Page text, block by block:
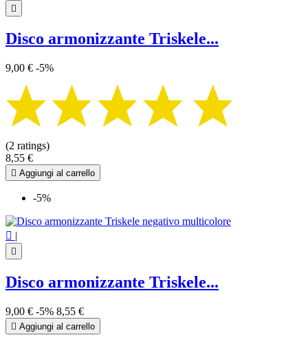

Disco armonizzante Triskele...
9,00 € -5%
(2 ratings)
8,55 €
 Aggiungi al carrello
-5%
 |

Disco armonizzante Triskele...
9,00 € -5% 8,55 €
 Aggiungi al carrello